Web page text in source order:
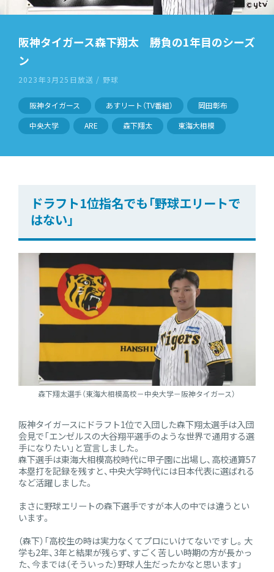
阪神タイガース森下翔太 勝負の1年目のシーズ
ン
2023年3月25日放送 / 野球
阪神タイガース あすリート（TV番組）
岡田彰布
中央大学
ARE 森下翔太 東海大相模
ドラフト1位指名でも「野球エリートで
はない」
森下翔太選手（東海大相模高校－中央大学－阪神タイガース）
阪神タイガースにドラフト1位で入団した森下翔太選手は入団
会見で「エンゼルスの大谷翔平選手のような世界で通用する選
手になりたい」と宣言しました。
森下選手は東海大相模高校時代に甲子園に出場し、高校通算57
本塁打を記録を残すと、中央大学時代には日本代表に選ばれる
など活躍しました。
まさに野球エリートの森下選手ですが本人の中では違うとい
います。
（森下）「高校生の時は実力なくてプロにいけてないですし。大
学も2年、3年と結果が残らず、すごく苦しい時期の方が長かっ
た、今までは（そういった）野球人生だったかなと思います」